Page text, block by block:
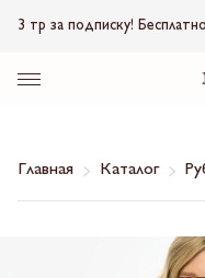
3 тр за подписку!
Главная Каталог